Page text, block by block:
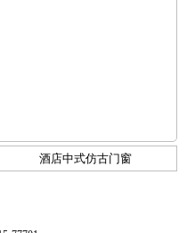
酒店中式仿古门窗